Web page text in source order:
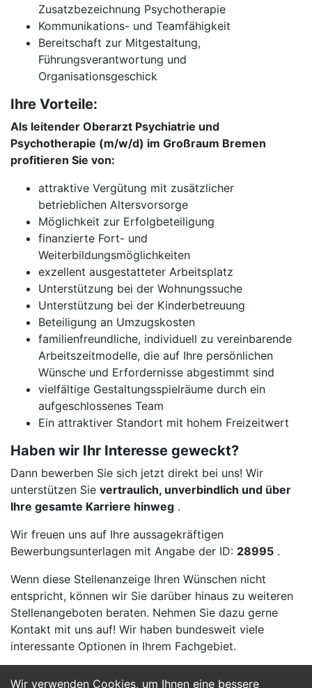
Wir verwenden Cookies, um Ihnen eine bessere
Zusatzbezeichnung Psychotherapie
Kommunikations- und Teamfähigkeit
Bereitschaft zur Mitgestaltung,
Führungsverantwortung und
Organisationsgeschick
Ihre Vorteile:
Als leitender Oberarzt Psychiatrie und
Psychotherapie (m/w/d) im Großraum Bremen
profitieren Sie von:
attraktive Vergütung mit zusätzlicher
betrieblichen Altersvorsorge
Möglichkeit zur Erfolgbeteiligung
finanzierte Fort- und
Weiterbildungsmöglichkeiten
exzellent ausgestatteter Arbeitsplatz
Unterstützung bei der Wohnungssuche
Unterstützung bei der Kinderbetreuung
Beteiligung an Umzugskosten
familienfreundliche, individuell zu vereinbarende
Arbeitszeitmodelle, die auf Ihre persönlichen
Wünsche und Erfordernisse abgestimmt sind
vielfältige Gestaltungsspielräume durch ein
aufgeschlossenes Team
Ein attraktiver Standort mit hohem Freizeitwert
Haben wir Ihr Interesse geweckt?
Dann bewerben Sie sich jetzt direkt bei uns! Wir
unterstützen Sie vertraulich, unverbindlich und über
Ihre gesamte Karriere hinweg .
Wir freuen uns auf Ihre aussagekräftigen
Bewerbungsunterlagen mit Angabe der ID: 28995 .
Wenn diese Stellenanzeige Ihren Wünschen nicht
entspricht, können wir Sie darüber hinaus zu weiteren
Stellenangeboten beraten. Nehmen Sie dazu gerne
Kontakt mit uns auf! Wir haben bundesweit viele
interessante Optionen in Ihrem Fachgebiet.